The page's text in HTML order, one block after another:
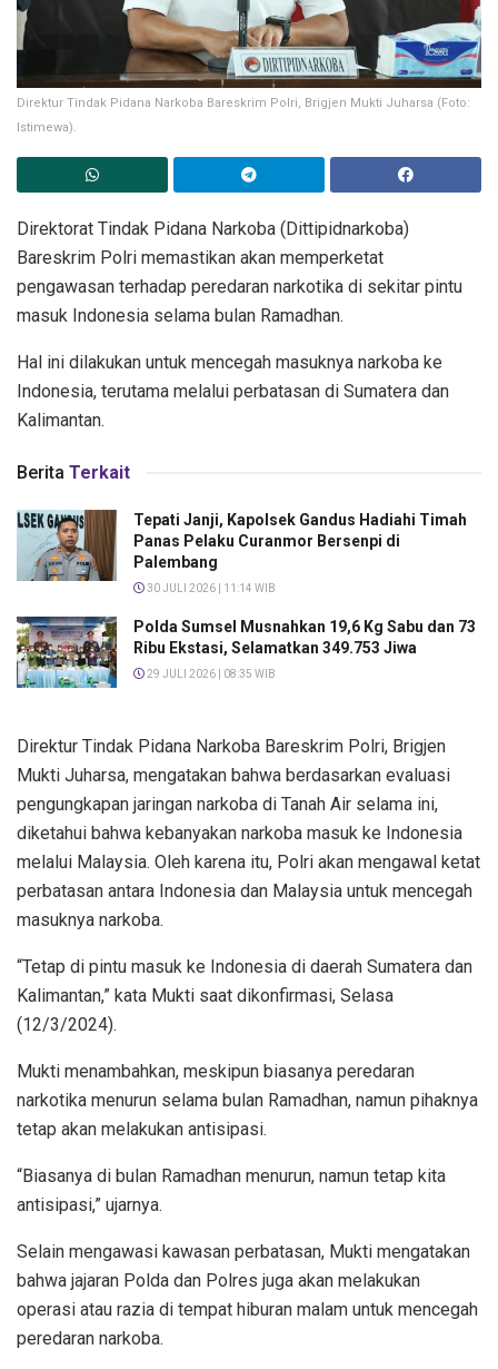
Direktur Tindak Pidana Narkoba Bareskrim Polri, Brigjen Mukti Juharsa (Foto:
Istimewa).
Direktorat Tindak Pidana Narkoba (Dittipidnarkoba)
Bareskrim Polri memastikan akan memperketat
pengawasan terhadap peredaran narkotika di sekitar pintu
masuk Indonesia selama bulan Ramadhan.
Hal ini dilakukan untuk mencegah masuknya narkoba ke
Indonesia, terutama melalui perbatasan di Sumatera dan
Kalimantan.
Berita Terkait
Tepati Janji, Kapolsek Gandus Hadiahi Timah
Panas Pelaku Curanmor Bersenpi di
Palembang
30 JULI 2026 | 11:14 WIB
Polda Sumsel Musnahkan 19,6 Kg Sabu dan 73
Ribu Ekstasi, Selamatkan 349.753 Jiwa
29 JULI 2026 | 08:35 WIB
Direktur Tindak Pidana Narkoba Bareskrim Polri, Brigjen
Mukti Juharsa, mengatakan bahwa berdasarkan evaluasi
pengungkapan jaringan narkoba di Tanah Air selama ini,
diketahui bahwa kebanyakan narkoba masuk ke Indonesia
melalui Malaysia. Oleh karena itu, Polri akan mengawal ketat
perbatasan antara Indonesia dan Malaysia untuk mencegah
masuknya narkoba.
“Tetap di pintu masuk ke Indonesia di daerah Sumatera dan
Kalimantan,” kata Mukti saat dikonfirmasi, Selasa
(12/3/2024).
Mukti menambahkan, meskipun biasanya peredaran
narkotika menurun selama bulan Ramadhan, namun pihaknya
tetap akan melakukan antisipasi.
“Biasanya di bulan Ramadhan menurun, namun tetap kita
antisipasi,” ujarnya.
Selain mengawasi kawasan perbatasan, Mukti mengatakan
bahwa jajaran Polda dan Polres juga akan melakukan
operasi atau razia di tempat hiburan malam untuk mencegah
peredaran narkoba.